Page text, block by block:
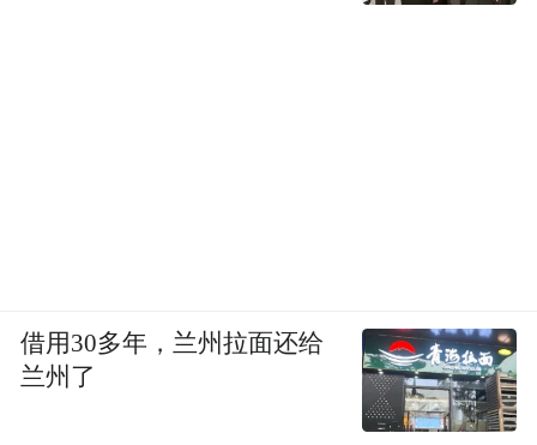
借用30多年，兰州拉面还给
兰州了